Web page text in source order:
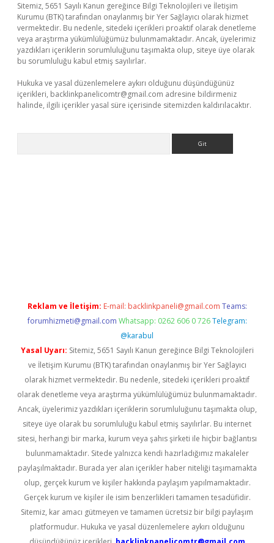
Sitemiz, 5651 Sayılı Kanun gereğince Bilgi Teknolojileri ve İletişim
Kurumu (BTK) tarafından onaylanmış bir Yer Sağlayıcı olarak hizmet
vermektedir. Bu nedenle, sitedeki içerikleri proaktif olarak denetleme
veya araştırma yükümlülüğümüz bulunmamaktadır. Ancak, üyelerimiz
yazdıkları içeriklerin sorumluluğunu taşımakta olup, siteye üye olarak
bu sorumluluğu kabul etmiş sayılırlar.
Hukuka ve yasal düzenlemelere aykırı olduğunu düşündüğünüz
içerikleri, backlinkpanelicomtr@gmail.com adresine bildirmeniz
halinde, ilgili içerikler yasal süre içerisinde sitemizden kaldırılacaktır.
Reklam ve İletişim: E-mail: backlinkpaneli@gmail.com Teams:
forumhizmeti@gmail.com Whatsapp: 0262 606 0 726 Telegram:
@karabul
Yasal Uyarı: Sitemiz, 5651 Sayılı Kanun gereğince Bilgi Teknolojileri
ve İletişim Kurumu (BTK) tarafından onaylanmış bir Yer Sağlayıcı
olarak hizmet vermektedir. Bu nedenle, sitedeki içerikleri proaktif
olarak denetleme veya araştırma yükümlülüğümüz bulunmamaktadır.
Ancak, üyelerimiz yazdıkları içeriklerin sorumluluğunu taşımakta olup,
siteye üye olarak bu sorumluluğu kabul etmiş sayılırlar. Bu internet
sitesi, herhangi bir marka, kurum veya şahıs şirketi ile hiçbir bağlantısı
bulunmamaktadır. Sitede yalnızca kendi hazırladığımız makaleler
paylaşılmaktadır. Burada yer alan içerikler haber niteliği taşımamakta
olup, gerçek kurum ve kişiler hakkında paylaşım yapılmamaktadır.
Gerçek kurum ve kişiler ile isim benzerlikleri tamamen tesadüfidir.
Sitemiz, kar amacı gütmeyen ve tamamen ücretsiz bir bilgi paylaşım
platformudur. Hukuka ve yasal düzenlemelere aykırı olduğunu